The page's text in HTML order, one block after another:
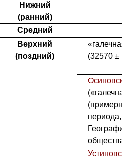
Нижний
(ранний)
Средний
Верхний
(поздний)
(32570 ±